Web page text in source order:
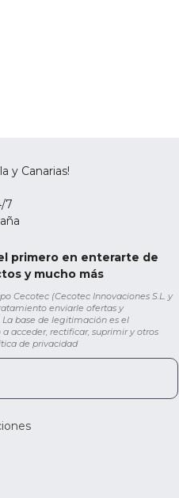
y Canarias!
7
primero en enterarte de
y mucho más
Cecotec (Cecotec Innovaciones S.L. y
enviarle ofertas y
base de legitimación es el
acceder, rectificar, suprimir y otros
de privacidad